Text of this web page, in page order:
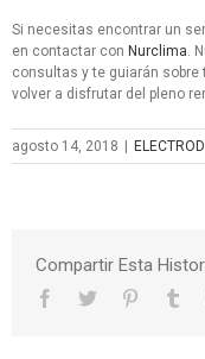
Si necesitas encontrar un
en contactar con Nurclima.
consultas y te guiarán sobre
volver a disfrutar del pleno
agosto 14, 2018
Compartir Esta